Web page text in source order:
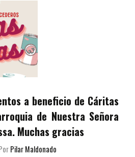
a beneficio de Cáritas
de Nuestra Señora
Muchas gracias
Pilar Maldonado